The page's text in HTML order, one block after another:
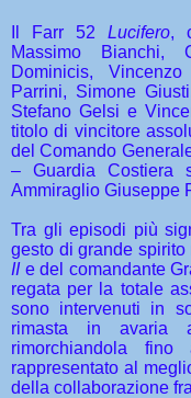
Il Farr 52 Lucifero,
Massimo Bianchi,
Dominicis,
Parrini, Simone
Stefano Gelsi e
titolo di vincitore
del Comando
– Guardia Costiera
Ammiraglio Giuseppe
Tra gli episodi più
gesto di grande spirito
IIe del comandante
regata per la totale
sono intervenuti in
rimasta in avaria
rimorchiandola
rappresentato al
della collaborazione